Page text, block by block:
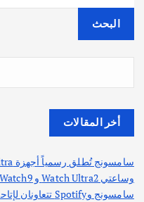
البحث
أخر المقالات
وساعتي Watch Ultra2 و Watch9 في السعودية